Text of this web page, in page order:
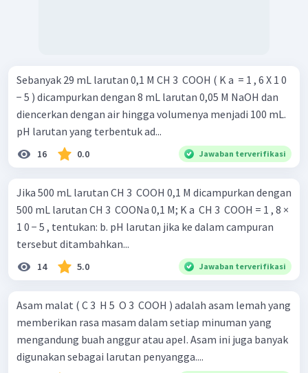
Sebanyak 29 mL larutan 0,1 M CH 3 ​ COOH ( K a ​ = 1 , 6 X 1 0
− 5 ) dicampurkan dengan 8 mL larutan 0,05 M NaOH dan
diencerkan dengan air hingga volumenya menjadi 100 mL.
pH larutan yang terbentuk ad...
16 0.0 Jawaban terverifikasi
Jika 500 mL larutan CH 3 ​ COOH 0,1 M dicampurkan dengan
500 mL larutan CH 3 ​ COONa 0,1 M; K a ​ CH 3 ​ COOH = 1 , 8 ×
1 0 − 5 , tentukan: b. pH larutan jika ke dalam campuran
tersebut ditambahkan...
14 5.0 Jawaban terverifikasi
Asam malat ( C 3 ​ H 5 ​ O 3 ​ COOH ) adalah asam lemah yang
memberikan rasa masam dalam setiap minuman yang
mengandung buah anggur atau apeI. Asam ini juga banyak
digunakan sebagai larutan penyangga....